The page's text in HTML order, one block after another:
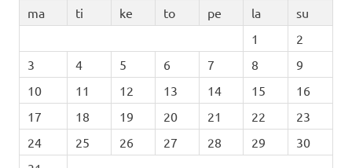
ma
ti ke to pe la
su
1
2
3
4 5 6 7 8
9
10
11 12 13 14 15
16
17
18 19 20 21 22
23
24
25 26 27 28 29
30